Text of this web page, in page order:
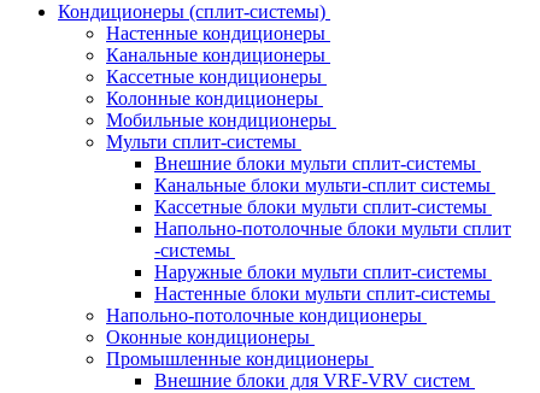
Кондиционеры (сплит-системы)
Настенные кондиционеры
Канальные кондиционеры
Кассетные кондиционеры
Колонные кондиционеры
Мобильные кондиционеры
Мульти сплит-системы
Внешние блоки мульти сплит-системы
Канальные блоки мульти-сплит системы
Кассетные блоки мульти сплит-системы
Напольно-потолочные блоки мульти сплит
-системы
Наружные блоки мульти сплит-системы
Настенные блоки мульти сплит-системы
Напольно-потолочные кондиционеры
Оконные кондиционеры
Промышленные кондиционеры
Внешние блоки для VRF-VRV систем